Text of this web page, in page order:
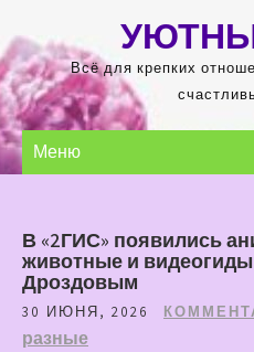
содержимомуВсё для крепких
Меню
В «2ГИС» появились
животные и
Дроздовым
30 ИЮНЯ, 2026
разные